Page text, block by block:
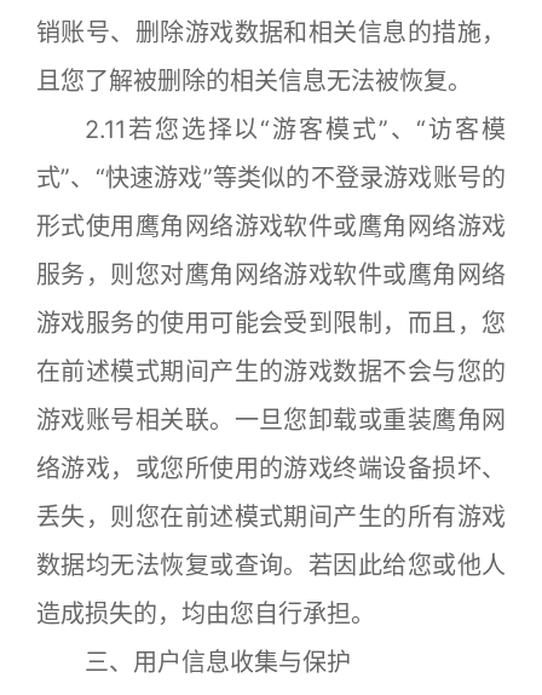
销账号、删除游戏数据和相关信息的措施，
且您了解被删除的相关信息无法被恢复。
2.11若您选择以“游客模式”、“访客模
式”、“快速游戏”等类似的不登录游戏账号的
形式使用鹰角网络游戏软件或鹰角网络游戏
服务，则您对鹰角网络游戏软件或鹰角网络
游戏服务的使用可能会受到限制，而且，您
在前述模式期间产生的游戏数据不会与您的
游戏账号相关联。一旦您卸载或重装鹰角网
络游戏，或您所使用的游戏终端设备损坏、
丢失，则您在前述模式期间产生的所有游戏
数据均无法恢复或查询。若因此给您或他人
造成损失的，均由您自行承担。
三、用户信息收集与保护